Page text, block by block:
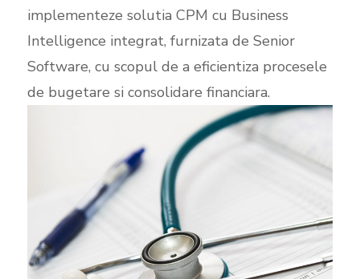
implementeze solutia CPM cu Business
Intelligence integrat, furnizata de Senior
Software, cu scopul de a eficientiza procesele
de bugetare si consolidare financiara.